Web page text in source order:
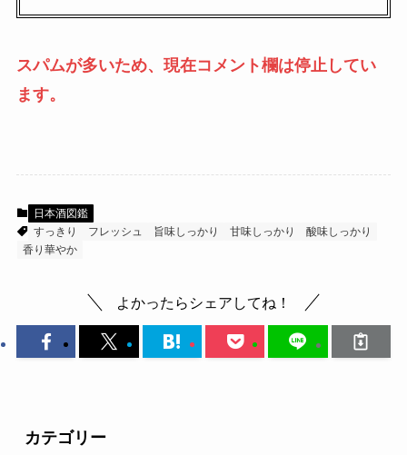
スパムが多いため、現在コメント欄は停止してい
ます。
日本酒図鑑
すっきり
フレッシュ 旨味しっかり 甘味しっかり
酸味しっかり
香り華やか
よかったらシェアしてね！
カテゴリー